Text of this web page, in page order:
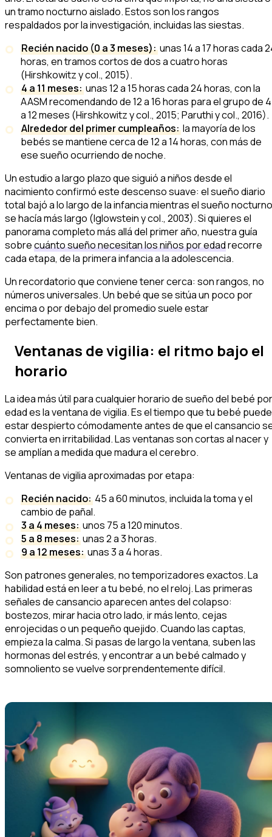
un tramo nocturno aislado. Estos son los rangos
respaldados por la investigación, incluidas las siestas.
Recién nacido (0 a 3 meses):unas 14 a 17 horas cada
horas, en tramos cortos de dos a cuatro horas
(Hirshkowitz y col., 2015).
4 a 11 meses:unas 12 a 15 horas cada 24 horas, con la
AASM recomendando de 12 a 16 horas para el grupo de 4
a 12 meses (Hirshkowitz y col., 2015; Paruthi y col., 2016).
Alrededor del primer cumpleaños:la mayoría de los
bebés se mantiene cerca de 12 a 14 horas, con más de
ese sueño ocurriendo de noche.
Un estudio a largo plazo que siguió a niños desde el
nacimiento confirmó este descenso suave: el sueño diario
total bajó a lo largo de la infancia mientras el sueño nocturno
se hacía más largo (Iglowstein y col., 2003). Si quieres el
panorama completo más allá del primer año, nuestra guía
sobrecuánto sueño necesitan los niños por edadrecorre
cada etapa, de la primera infancia a la adolescencia.
Un recordatorio que conviene tener cerca: son rangos, no
números universales. Un bebé que se sitúa un poco por
encima o por debajo del promedio suele estar
perfectamente bien.
Ventanas de vigilia: el ritmo bajo el
horario
La idea más útil para cualquier horario de sueño del bebé por
edad es la ventana de vigilia. Es el tiempo que tu bebé puede
estar despierto cómodamente antes de que el cansancio
convierta en irritabilidad. Las ventanas son cortas al nacer y
se amplían a medida que madura el cerebro.
Ventanas de vigilia aproximadas por etapa:
Recién nacido:45 a 60 minutos, incluida la toma y el
cambio de pañal.
3 a 4 meses:unos 75 a 120 minutos.
5 a 8 meses:unas 2 a 3 horas.
9 a 12 meses:unas 3 a 4 horas.
Son patrones generales, no temporizadores exactos. La
habilidad está en leer a tu bebé, no el reloj. Las primeras
señales de cansancio aparecen antes del colapso:
bostezos, mirar hacia otro lado, ir más lento, cejas
enrojecidas o un pequeño quejido. Cuando las captas,
empieza la calma. Si pasas de largo la ventana, suben las
hormonas del estrés, y encontrar a un bebé calmado y
somnoliento se vuelve sorprendentemente difícil.